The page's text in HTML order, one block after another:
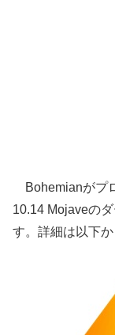
Bohemianがプ
10.14 Mojaveの
す。詳細は以下か